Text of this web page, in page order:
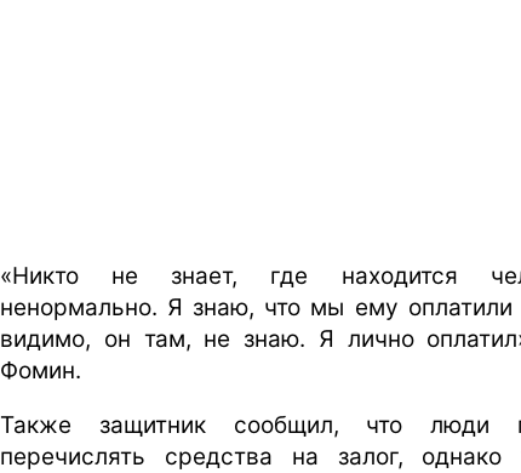
«Никто не знает, где находится
ненормально. Я знаю, что мы ему оплатили
видимо, он там, не знаю. Я лично
Фомин.
Также защитник сообщил, что люди
перечислять средства на залог,